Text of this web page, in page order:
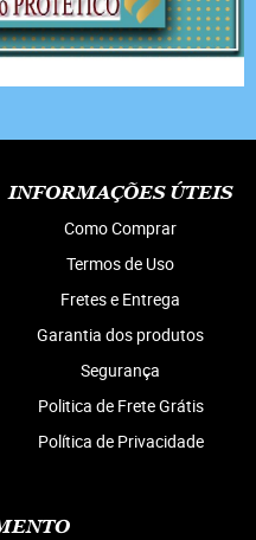
INFORMAÇÕES ÚTEIS
Como Comprar
Termos de Uso
Fretes e Entrega
Garantia dos produtos
Segurança
Politica de Frete Grátis
Política de Privacidade